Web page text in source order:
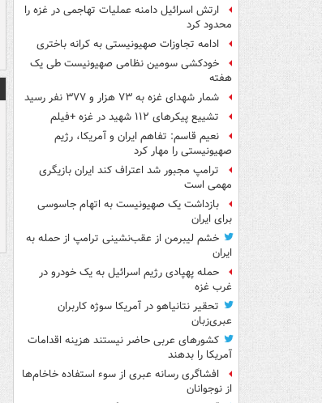
ارتش اسرائیل دامنه عملیات تهاجمی در غزه را
محدود کرد
ادامه تجاوزات صهیونیستی به کرانه باختری
خودکشی سومین نظامی صهیونیست طی یک
هفته
شمار شهدای غزه به ۷۳ هزار و ۳۷۷ نفر رسید
تشییع پیکرهای ۱۱۲ شهید در غزه +فیلم
نعیم قاسم: تفاهم ایران و آمریکا، رژیم
صهیونیستی را مهار کرد
ترامپ مجبور شد اعتراف کند ایران بازیگری
مهمی است
بازداشت یک صهیونیست به اتهام جاسوسی
برای ایران
خشم لیبرمن از عقب‌نشینی ترامپ از حمله به
ایران
حمله پهپادی رژیم اسرائیل به یک خودرو در
غرب غزه
تحقیر نتانیاهو در آمریکا سوژه کاربران
عبری‌زبان
کشورهای عربی حاضر نیستند هزینه اقدامات
آمریکا را بدهند
افشاگری رسانه عبری از سوء استفاده خاخام‌ها
از نوجوانان